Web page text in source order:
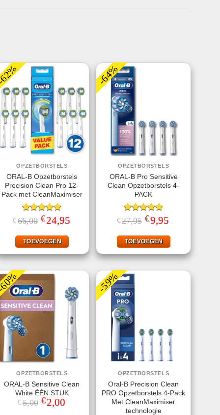
OPZETBORSTELS
ORAL-B Opzetborstels
Precision Clean Pro 12-
Pack met CleanMaximiser
Gewaardeerd
5.00uit 5
€66,00 Oorspronkelijke
prijs
€66,00.
€24,95
TOEVOEGEN
-64%
OPZETBORSTELS
ORAL-B Pro Sensitive
Clean Opzetborstels 4-
PACK
Gewaardeerd
4.75 uit 5
€27,95 Oorspronkelijke
prijs
€27,95.
€9,95
€9,95.
TOEVOEGEN
OPZETBORSTELS
ORAL-B Sensitive Clean
White ÉÉN STUK
€5,00 Oorspronkelijke
prijs
€2,00
-59%
OPZETBORSTELS
Oral-B Precision Clean
PRO Opzetborstels 4-Pack
Met CleanMaximiser
technologie